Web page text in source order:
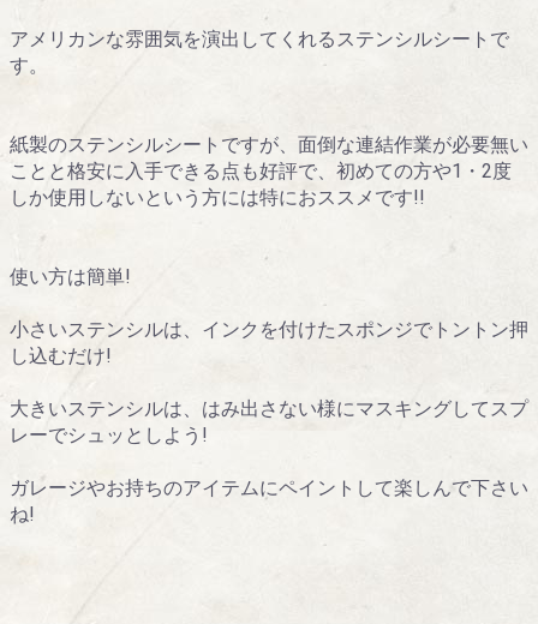
アメリカンな雰囲気を演出してくれるステンシルシートで
す。
紙製のステンシルシートですが、面倒な連結作業が必要無い
ことと格安に入手できる点も好評で、初めての方や1・2度
しか使用しないという方には特におススメです!!
使い方は簡単!
小さいステンシルは、インクを付けたスポンジでトントン押
し込むだけ!
大きいステンシルは、はみ出さない様にマスキングしてスプ
レーでシュッとしよう!
ガレージやお持ちのアイテムにペイントして楽しんで下さい
ね!